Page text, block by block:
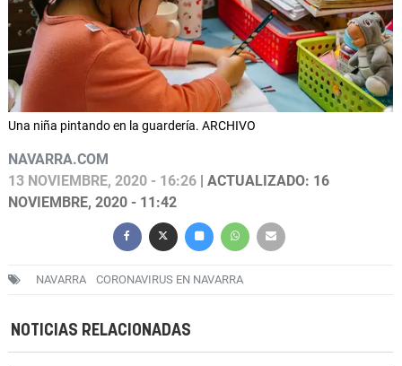
Una niña pintando en la guardería. ARCHIVO
NAVARRA.COM
13 NOVIEMBRE, 2020 - 16:26 | ACTUALIZADO: 16
NOVIEMBRE, 2020 - 11:42
NAVARRA CORONAVIRUS EN NAVARRA
NOTICIAS RELACIONADAS